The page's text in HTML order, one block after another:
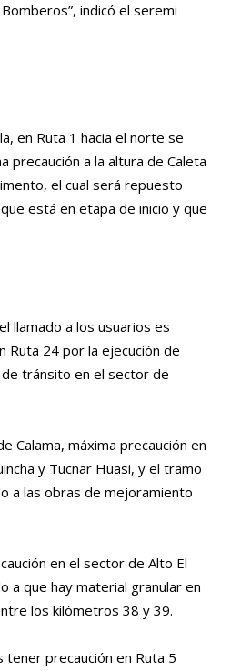
indicó el seremi
en Ruta 1 hacia el norte se
precaución a la altura de Caleta
el cual será repuesto
está en etapa de inicio y que
llamado a los usuarios es
Ruta 24 por la ejecución de
tránsito en el sector de
Calama, máxima precaución en
y Tucnar Huasi, y el tramo
a las obras de mejoramiento
en el sector de Alto El
a que hay material granular en
los kilómetros 38 y 39.
tener precaución en Ruta 5